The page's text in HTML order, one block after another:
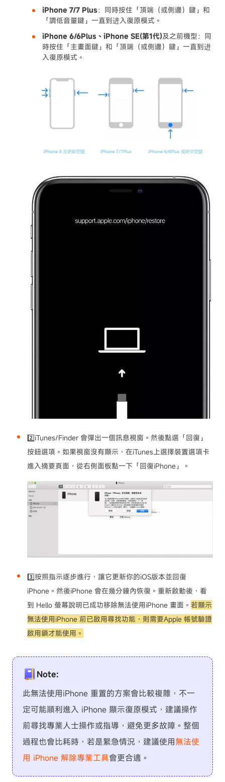
iPhone 7/7 Plus：同時按住「頂端（或側邊）鍵」和
「調低音量鍵」一直到进入復原模式。
iPhone 6/6Plus、iPhone SE(第1代)及之前機型：同
時按住「主畫面鍵」和「頂端（或側邊）鍵」一直到进
入復原模式。
2️⃣iTunes/Finder 會彈出一個訊息視窗。然後點選「回復」
按鈕選項。如果視窗沒有顯示，在iTunes上選擇裝置選項卡
進入摘要頁面，從右側面板點一下「回復iPhone」。
3️⃣按照指示逐步進行，讓它更新你的iOS版本並回復
iPhone。然後iPhone 會在幾分鐘內恢復。重新啟動後，看
到 Hello 螢幕說明已成功移除無法使用iPhone 畫面。 若顯示
無法使用iPhone 前已啟用尋找功能，則需要Apple 帳號驗證
啟用鎖才能使用。
Note:
此無法使用iPhone 重置的方案會比較複雜，不一
定可能順利進入 iPhone 顯示復原模式，建議操作
前尋找專業人士操作或指導，避免更多故障。整個
過程也會比耗時，若是緊急情況，建議使用無法使
用 iPhone 解除專業工具會更合適。